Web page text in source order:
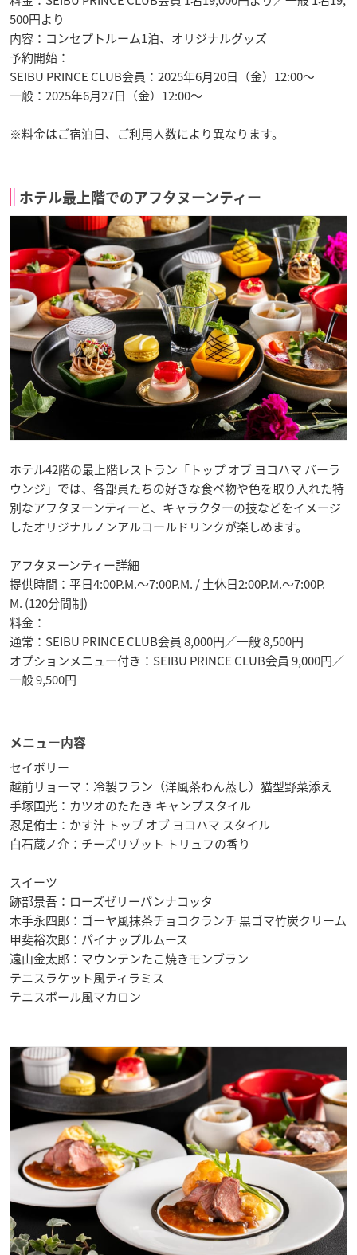
500円より
内容：コンセプトルーム1泊、オリジナルグッズ
予約開始：
SEIBU PRINCE CLUB会員：2025年6月20日（金）12:00～
一般：2025年6月27日（金）12:00～
※料金はご宿泊日、ご利用人数により異なります。
ホテル最上階でのアフタヌーンティー
ホテル42階の最上階レストラン「トップ オブ ヨコハマ バーラ
ウンジ」では、各部員たちの好きな食べ物や色を取り入れた特
別なアフタヌーンティーと、キャラクターの技などをイメージ
したオリジナルノンアルコールドリンクが楽しめます。
アフタヌーンティー詳細
提供時間：平日4:00P.M.～7:00P.M. / 土休日2:00P.M.～7:00P.
M. (120分間制)
料金：
通常：SEIBU PRINCE CLUB会員 8,000円／一般 8,500円
オプションメニュー付き：SEIBU PRINCE CLUB会員 9,000円／
一般 9,500円
メニュー内容
セイボリー
越前リョーマ：冷製フラン（洋風茶わん蒸し）猫型野菜添え
手塚国光：カツオのたたき キャンプスタイル
忍足侑士：かす汁 トップ オブ ヨコハマ スタイル
白石蔵ノ介：チーズリゾット トリュフの香り
スイーツ
跡部景吾：ローズゼリーパンナコッタ
木手永四郎：ゴーヤ風抹茶チョコクランチ 黒ゴマ竹炭クリーム
甲斐裕次郎：パイナップルムース
遠山金太郎：マウンテンたこ焼きモンブラン
テニスラケット風ティラミス
テニスボール風マカロン